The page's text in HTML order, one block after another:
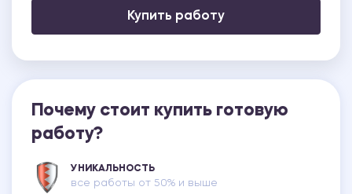
Купить работу
Почему стоит купить готовую
работу?
УНИКАЛЬНОСТЬ
все работы от 50% и выше